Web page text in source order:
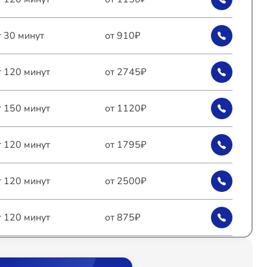
30 минут от 910₽
120 минут от 2745₽
150 минут от 1120₽
120 минут от 1795₽
120 минут от 2500₽
120 минут от 875₽